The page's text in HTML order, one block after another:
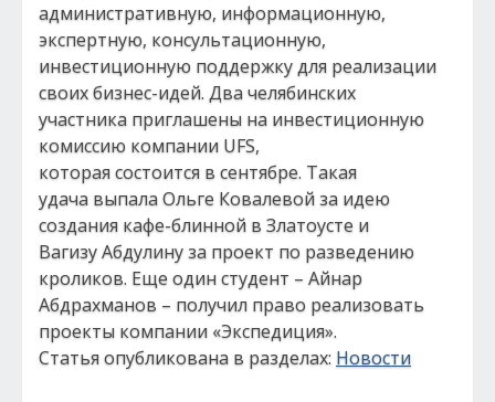
административную, информационную,
экспертную, консультационную,
инвестиционную поддержку для реализации
своих бизнес-идей. Два челябинских
участника приглашены на инвестиционную
комиссию компании UFS,
которая состоится в сентябре. Такая
удача выпала Ольге Ковалевой за идею
создания кафе-блинной в Златоусте и
Вагизу Абдулину за проект по разведению
кроликов. Еще один студент – Айнар
Абдрахманов – получил право реализовать
проекты компании «Экспедиция».
Статья опубликована в разделах: Новости